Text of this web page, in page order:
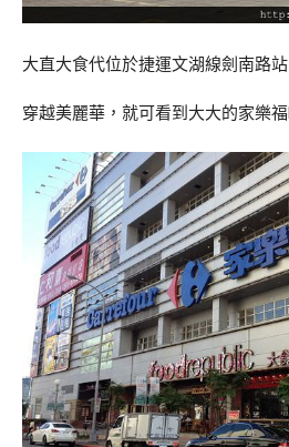
大直大食代位於捷運文湖線劍南路站
穿越美麗華，就可看到大大的家樂福